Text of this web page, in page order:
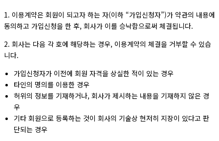
1. 이용계약은 회원이 되고자 하는 자(이하 “가입신청자”)가 약관의 내용에
동의하고 가입신청을 한 후, 회사가 이를 승낙함으로써 체결됩니다.
2. 회사는 다음 각 호에 해당하는 경우, 이용계약의 체결을 거부할 수 있습
니다.
가입신청자가 이전에 회원 자격을 상실한 적이 있는 경우
타인의 명의를 이용한 경우
허위의 정보를 기재하거나, 회사가 제시하는 내용을 기재하지 않은 경
우
기타 회원으로 등록하는 것이 회사의 기술상 현저히 지장이 있다고 판
단되는 경우